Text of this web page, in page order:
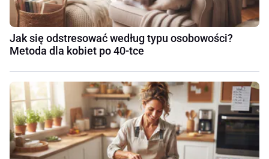
Jak się odstresować według typu osobowości?
Metoda dla kobiet po 40-tce